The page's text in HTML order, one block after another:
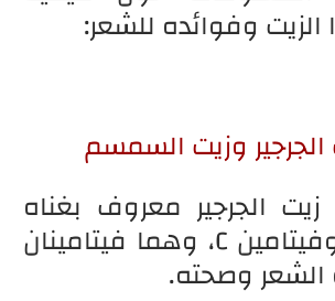
وفوائده للشعر:
وزيت السمسم
الجرجير معروف بغناه
بفيتامين A وفيتامين C، وهما فيتامينان
وصحته.